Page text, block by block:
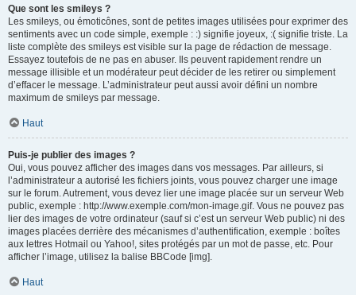
Que sont les smileys ?
Les smileys, ou émoticônes, sont de petites images utilisées pour exprimer des
sentiments avec un code simple, exemple : :) signifie joyeux, :( signifie triste. La
liste complète des smileys est visible sur la page de rédaction de message.
Essayez toutefois de ne pas en abuser. Ils peuvent rapidement rendre un
message illisible et un modérateur peut décider de les retirer ou simplement
d’effacer le message. L’administrateur peut aussi avoir défini un nombre
maximum de smileys par message.
Haut
Puis-je publier des images ?
Oui, vous pouvez afficher des images dans vos messages. Par ailleurs, si
l’administrateur a autorisé les fichiers joints, vous pouvez charger une image
sur le forum. Autrement, vous devez lier une image placée sur un serveur Web
public, exemple : http://www.exemple.com/mon-image.gif. Vous ne pouvez pas
lier des images de votre ordinateur (sauf si c’est un serveur Web public) ni des
images placées derrière des mécanismes d’authentification, exemple : boîtes
aux lettres Hotmail ou Yahoo!, sites protégés par un mot de passe, etc. Pour
afficher l’image, utilisez la balise BBCode [img].
Haut